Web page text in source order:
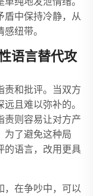
盾中保持冷静，从
纽带。
语言替代攻
责和批评。当双方
且难以弥补的。
责则容易让对方产
为了避免这种局
的语言，改用更具
，在争吵中，可以